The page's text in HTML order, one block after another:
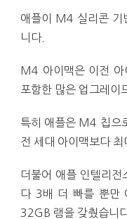
애플이 M4 실리콘 기
니다.
M4 아이맥은 이전 아
포함한 많은 업그레이
특히 애플은 M4 칩으
전 세대 아이맥보다
더불어 애플 인텔리
다 3배 더 빠를 뿐만
32GB 램을 갖췄습니